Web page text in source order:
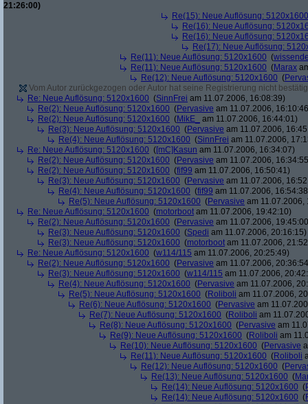
21:26:00)
Re(15): Neue Auflösung: 5120x1600
Re(16): Neue Auflösung:
Re(16): Neue Auflösung:
Re(17): Neue Auflösung:
Re(11): Neue Auflösung: 5120x1600 (
Re(11): Neue Auflösung: 5120x1600 (Marax
Re(12): Neue Auflösung: 5120x1600 (
Vom Autor zurückgezogen oder Autor hat seine Registrierung nicht
Re: Neue Auflösung: 5120x1600 (SinnFrei am 11.07.2006, 16:08:39)
Re(2): Neue Auflösung: 5120x1600 (Pervasive am 11.07.2006,
Re(2): Neue Auflösung: 5120x1600 (MikE_
am 11.07.2006, 16:44:01)
Re(3): Neue Auflösung: 5120x1600 (Pervasive am 11.07.2006,
Re(4): Neue Auflösung: 5120x1600 (SinnFrei am 11.07.2006,
Re: Neue Auflösung: 5120x1600 ([mC]Kasun am 11.07.2006, 16:34:07)
Re(2): Neue Auflösung: 5120x1600 (Pervasive am 11.07.2006,
Re(2): Neue Auflösung: 5120x1600 (fif99 am 11.07.2006, 16:50:41)
Re(3): Neue Auflösung: 5120x1600 (Pervasive am 11.07.2006,
Re(4): Neue Auflösung: 5120x1600 (fif99 am 11.07.2006,
Re(5): Neue Auflösung: 5120x1600 (Pervasive am 11.07.2006,
Re: Neue Auflösung: 5120x1600 (motorboot am 11.07.2006, 19:42:10)
Re(2): Neue Auflösung: 5120x1600 (Pervasive am 11.07.2006,
Re(3): Neue Auflösung: 5120x1600 (Spedi am 11.07.2006, 20:16:15)
Re(3): Neue Auflösung: 5120x1600 (motorboot am 11.07.2006,
Re: Neue Auflösung: 5120x1600 (w114/115 am 11.07.2006, 20:25:49)
Re(2): Neue Auflösung: 5120x1600 (Pervasive am 11.07.2006,
Re(3): Neue Auflösung: 5120x1600 (w114/115 am 11.07.2006,
Re(4): Neue Auflösung: 5120x1600 (Pervasive am 11.07.2006,
Re(5): Neue Auflösung: 5120x1600 (Roliboli am 11.07.2006,
Re(6): Neue Auflösung: 5120x1600 (Pervasive am
Re(7): Neue Auflösung: 5120x1600 (Roliboli am
Re(8): Neue Auflösung: 5120x1600 (Pervasive am
Re(9): Neue Auflösung: 5120x1600 (Roliboli am
Re(10): Neue Auflösung: 5120x1600 (Pervasive
Re(11): Neue Auflösung: 5120x1600 (Roliboli
Re(12): Neue Auflösung: 5120x1600 (
Re(13): Neue Auflösung: 5120x1600 (
Re(14): Neue Auflösung: 5120x1600 (
Re(14): Neue Auflösung: 5120x1600 (